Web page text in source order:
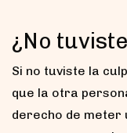
¿No
Si no tuviste la
que la otra
derecho de meter